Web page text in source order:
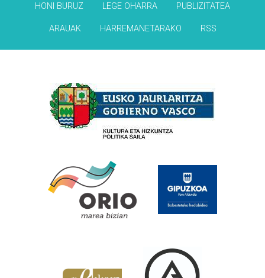
HONI BURUZ LEGE OHARRA PUBLIZITATEA
ARAUAK HARREMANETARAKO RSS